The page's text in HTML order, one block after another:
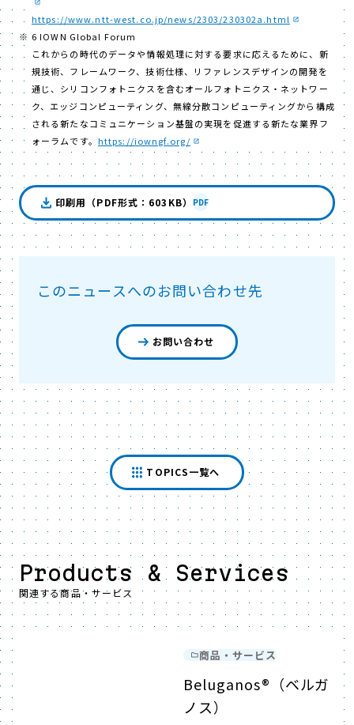
https://www.ntt-west.co.jp/news/2303/230302a.html
6 IOWN Global Forum
これからの時代のデータや情報処理に対する要求に応えるために、新
規技術、フレームワーク、技術仕様、リファレンスデザインの開発を
通じ、シリコンフォトニクスを含むオールフォトニクス・ネットワー
ク、エッジコンピューティング、無線分散コンピューティングから構成
される新たなコミュニケーション基盤の実現を促進する新たな業界フ
ォーラムです。 https://iowngf.org/
印刷用（PDF形式：603KB） PDF
このニュースへのお問い合わせ先
お問い合わせ
TOPICS一覧へ
Products & Services
関連する商品・サービス
商品・サービス
Beluganos®（ベルガ
ノス）